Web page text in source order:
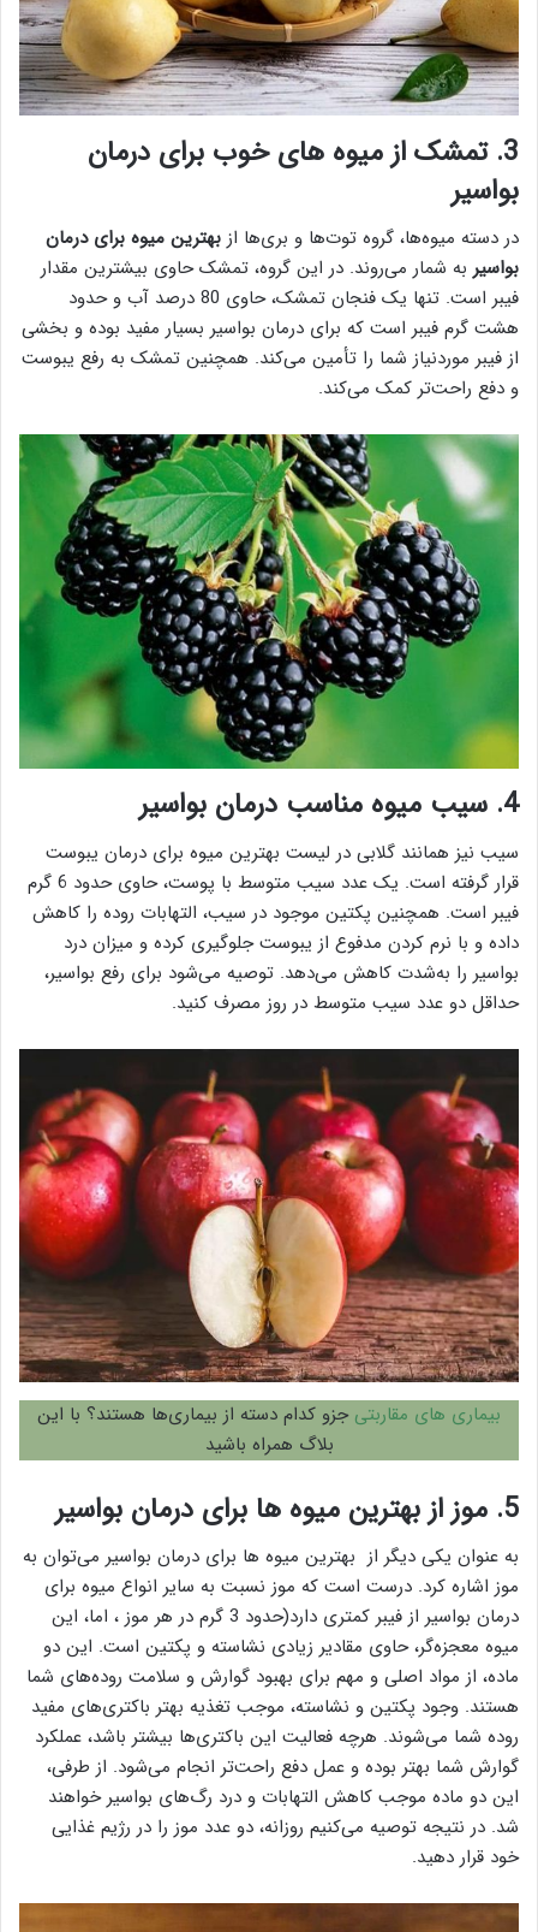
3. تمشک از میوه های خوب برای درمان
بواسیر
در دسته میوه‌ها، گروه توت‌ها و بری‌ها از بهترین میوه برای درمان
بواسیر به شمار می‌روند. در این گروه، تمشک حاوی بیشترین مقدار
فیبر است. تنها یک فنجان تمشک، حاوی 80 درصد آب و حدود
هشت گرم فیبر است که برای درمان بواسیر بسیار مفید بوده و بخشی
از فیبر موردنیاز شما را تأمین می‌کند. همچنین تمشک به رفع یبوست
و دفع راحت‌تر کمک می‌کند.
4. سیب میوه مناسب درمان بواسیر
سیب نیز همانند گلابی در لیست بهترین میوه برای درمان یبوست
قرار گرفته است. یک عدد سیب متوسط با پوست، حاوی حدود 6 گرم
فیبر است. همچنین پکتین موجود در سیب، التهابات روده را کاهش
داده و با نرم کردن مدفوع از یبوست جلوگیری کرده و میزان درد
بواسیر را به‌شدت کاهش می‌دهد. توصیه می‌شود برای رفع بواسیر،
حداقل دو عدد سیب متوسط در روز مصرف کنید.
بیماری های مقاربتی جزو کدام دسته از بیماری‌ها هستند؟ با این
بلاگ همراه باشید
5. موز از بهترین میوه ها برای درمان بواسیر
به عنوان یکی دیگر از بهترین میوه ها برای درمان بواسیر می‌توان به
موز اشاره کرد. درست است که موز نسبت به سایر انواع میوه برای
درمان بواسیر از فیبر کمتری دارد(حدود 3 گرم در هر موز ، اما، این
میوه معجزه‌گر، حاوی مقادیر زیادی نشاسته و پکتین است. این دو
ماده، از مواد اصلی و مهم برای بهبود گوارش و سلامت روده‌های شما
هستند. وجود پکتین و نشاسته، موجب تغذیه بهتر باکتری‌های مفید
روده شما می‌شوند. هرچه فعالیت این باکتری‌ها بیشتر باشد، عملکرد
گوارش شما بهتر بوده و عمل دفع راحت‌تر انجام می‌شود. از طرفی،
این دو ماده موجب کاهش التهابات و درد رگ‌های بواسیر خواهند
شد. در نتیجه توصیه می‌کنیم روزانه، دو عدد موز را در رژیم غذایی
خود قرار دهید.